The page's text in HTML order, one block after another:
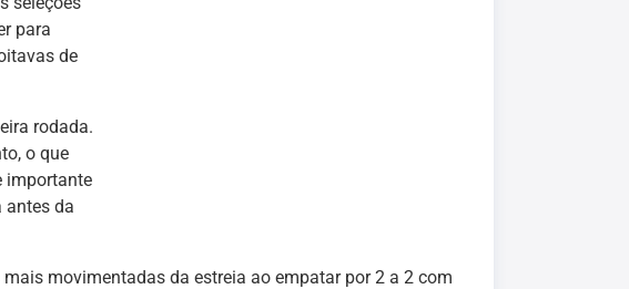
para
de
rodada.
o que
importante
antes da
movimentadas da estreia ao empatar por 2 a 2 com